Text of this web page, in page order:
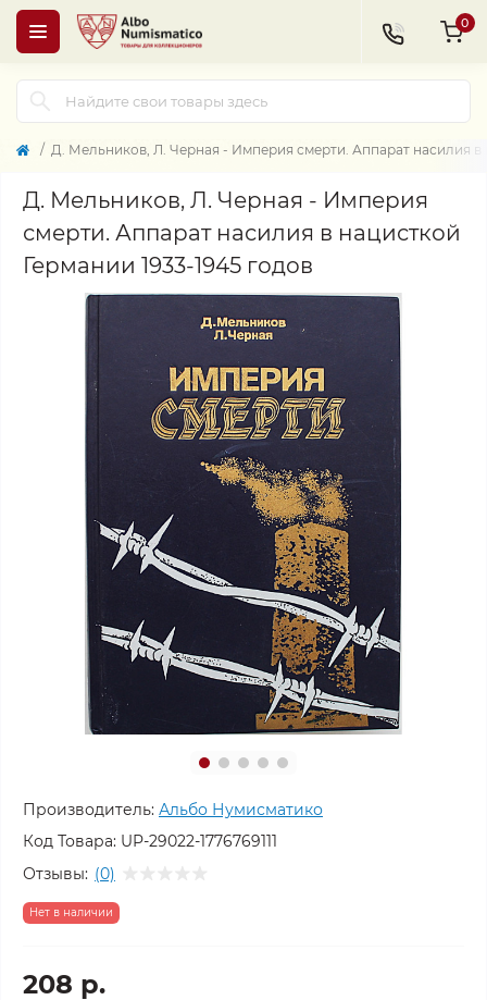
0
Д. Мельников, Л. Черная - Империя смерти. Аппарат насилия в
Д. Мельников, Л. Черная - Империя
смерти. Аппарат насилия в нацисткой
Германии 1933-1945 годов
Производитель: Альбо Нумисматико
Код Товара: UP-29022-1776769111
Отзывы: (0)
Нет в наличии
208 р.